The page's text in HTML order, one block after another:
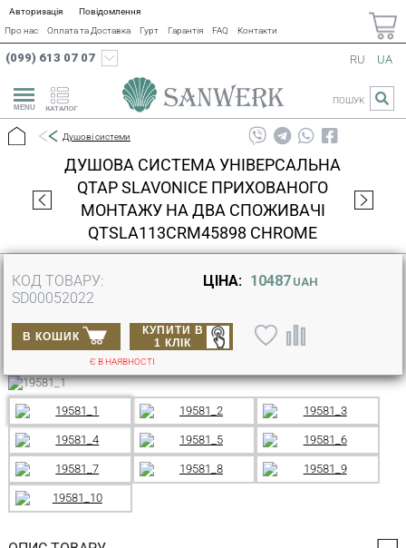
Авторизація
Повідомлення
Про нас
Оплата та Доставка Гурт Гарантія FAQ Контакти
(099) 613 07 07
КАТАЛОГ
RU UA
ПОШУК
Душові системи
ДУШОВА СИСТЕМА УНІВЕРСАЛЬНА
QTAP SLAVONICE ПРИХОВАНОГО
МОНТАЖУ НА ДВА СПОЖИВАЧІ
QTSLA113CRM45898 CHROME
КОД ТОВАРУ:
SD00052022
ЦІНА: 10487 UAH
В КОШИК
КУПИТИ В
1 КЛІК
Є В НАЯВНОСТІ